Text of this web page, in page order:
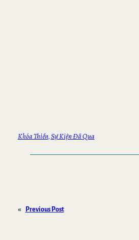
Khóa Thiền, Sự Kiện Đã Qua
« Previous Post